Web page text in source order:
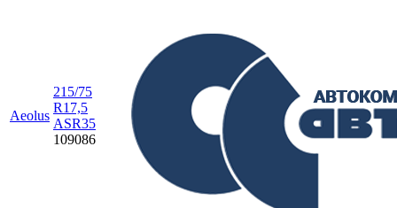
Aeolus
215/75
R17,5
ASR35
109086